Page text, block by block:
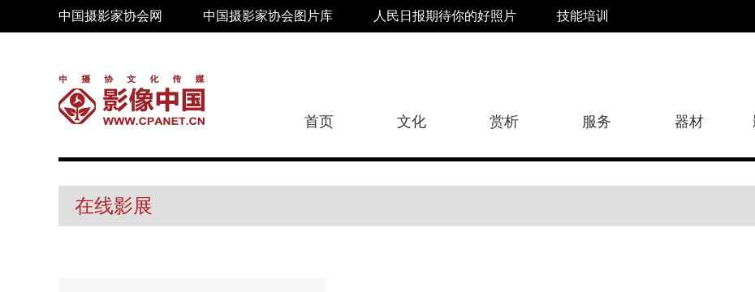
中国摄影家协会网 中国摄影家协会图片库 人民日报期待你的好照片 技能培训
首页 文化 赏析 服务 器材
在线影展